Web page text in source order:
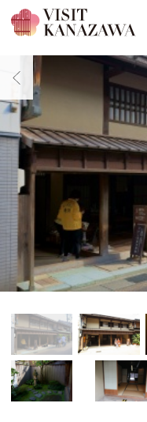
Soyez inspiré
Explorer
Planifiez votre voyage
Travel Trade and Media
Languages